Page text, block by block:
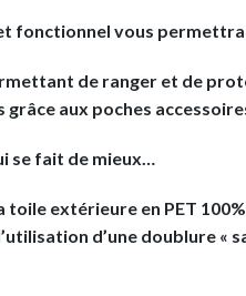
fonctionnel vous
de ranger et de
aux poches
se fait de mieux…
toile extérieure en PET
d’une doublure «